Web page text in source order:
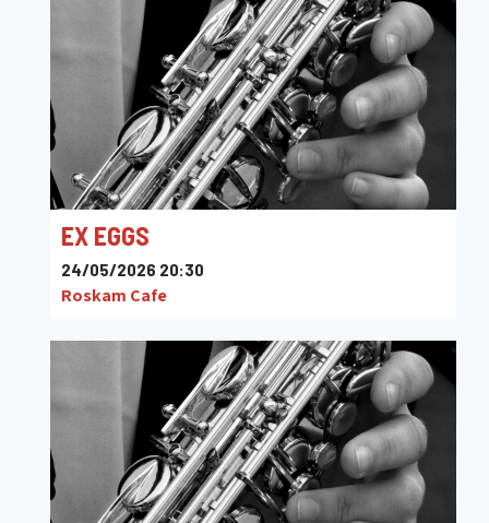
EX EGGS
24/05/2026 20:30
Roskam Cafe